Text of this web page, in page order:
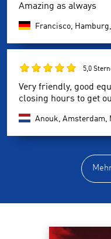
Amazing as always
Francisco, Hamburg,
5,0
Very friendly, good
closing hours to get
Anouk, Amsterdam,